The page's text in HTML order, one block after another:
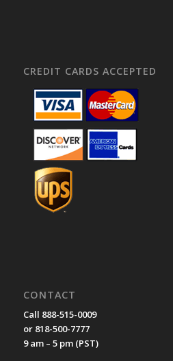
CREDIT CARDS ACCEPTED
CONTACT
Call 888-515-0009
or 818-500-7777
9 am – 5 pm (PST)